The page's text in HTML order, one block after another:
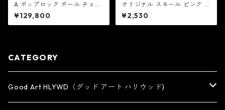
A ポップロック ボール チェー
ン ネックレス V2：Good Art
HLYWD グッド アート ハリウ
ッド
¥129,800
オリジナル スモール ピンク /
ブラック セントクリストファ
ー ネックレス ：GET BACK N
ECKLACES ゲット バック ネッ
¥2,530
CATEGORY
Good Art HLYWD（グッド アート ハリウッド)